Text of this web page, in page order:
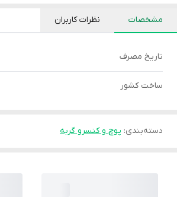
مشخصات نظرات کاربران
تاریخ مصرف
ساخت کشور
دسته‌بندی: پوچ و کنسرو گربه